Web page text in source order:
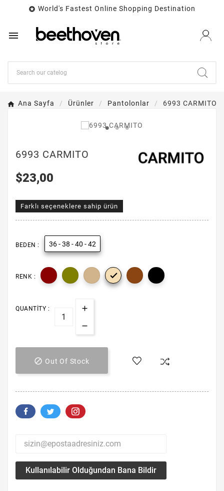
 World's Fastest Online Shopping Destination

Ana Sayfa Ürünler Pantolonlar 6993 CARMITO
6993 CARMITO
$23,00
Farklı seçeneklere sahip ürün
BEDEN : 36 - 38 - 40 - 42
RENK : 
QUANTITY :
 Out Of Stock
Kullanılabilir Olduğundan Bana Bildir